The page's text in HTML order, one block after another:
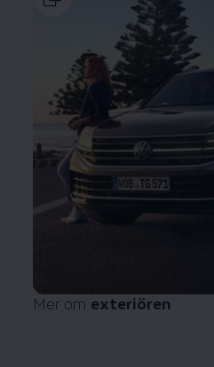
Mer om exteriören